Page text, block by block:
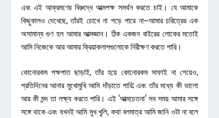
এবং এই আক্রমণের বিরুদ্ধে আত্মপক্ষ সমর্থন করতে চাই। যে আমাকে
কিছুকালও দেখেছে, তাঁরই চোখে না পড়ে পারে না–আমার চরিত্রের এক
অসামান্য গুণ হল আমার আত্মজ্ঞান। ঠিক একজন বাইরের লোকের মতোই
আমি নিজেকে আর আমার ক্রিয়াকলাপগুলোকে নিরীক্ষণ করতে পারি।
কোনোরকম পক্ষপাত ছাড়াই, তাঁর হয়ে কোনোরকম সাফাই না গেয়েও,
প্রতিদিনের আনার মুখোমুখি আমি দাঁড়াতে পারি; এবং তাঁর মধ্যে কী ভালো
আর কী মন্দ তা লক্ষ্য করতে পারি। এই ‘আত্মচেতনা’ সব সময় আমার সঙ্গে
সঙ্গে থাকে এবং যখনই আমি মুখ খুলি, কথা বলমাত্র আমি জানি ওটা না বলে